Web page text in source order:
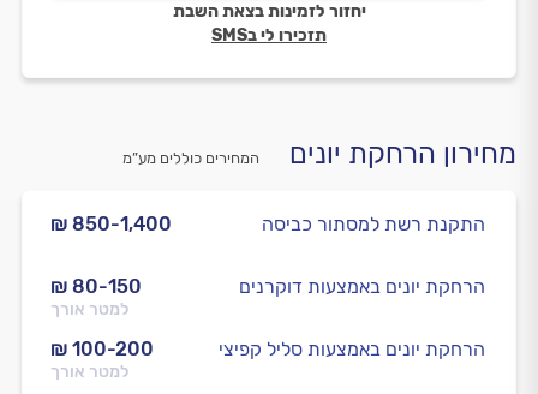
יחזור לזמינות בצאת השבת
תזכירו לי בSMS
מחירון הרחקת יונים המחירים כוללים מע”מ
₪ 850-1,400 התקנת רשת למסתור כביסה
₪ 80-150
למטר אורך
הרחקת יונים באמצעות דוקרנים
₪ 100-200
למטר אורך
הרחקת יונים באמצעות סליל קפיצי